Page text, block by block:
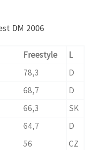
Freestyle
L
78,3
D
68,7
D
66,3
SK
64,7
D
56
CZ